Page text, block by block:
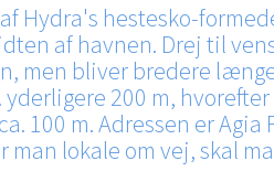
Hydra's hestesko-
af havnen. Drej til
men bliver bredere
200 m,
100 m. Adressen er
lokale om vej, skal